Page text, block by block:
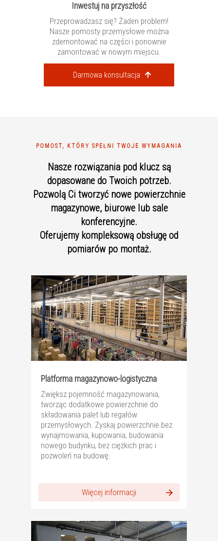
Inwestuj na przyszłość
Przeprowadzasz się? Żaden problem!
Nasze pomosty przemysłowe można
zdemontować na części i ponownie
zamontować w nowym miejscu.
Darmowa konsultacja
POMOST, KTÓRY SPEŁNI TWOJE WYMAGANIA
Nasze rozwiązania pod klucz są
dopasowane do Twoich potrzeb.
Pozwolą Ci tworzyć nowe powierzchnie
magazynowe, biurowe lub sale
konferencyjne.
Oferujemy kompleksową obsługę od
pomiarów po montaż.
Platforma magazynowo-logistyczna
Zwiększ pojemność magazynowania,
tworząc dodatkowe powierzchnie do
składowania palet lub regałów
przemysłowych. Zyskaj powierzchnie bez
wynajmowania, kupowania, budowania
nowego budynku, bez ciężkich prac i
pozwoleń na budowę.
Więcej informacji